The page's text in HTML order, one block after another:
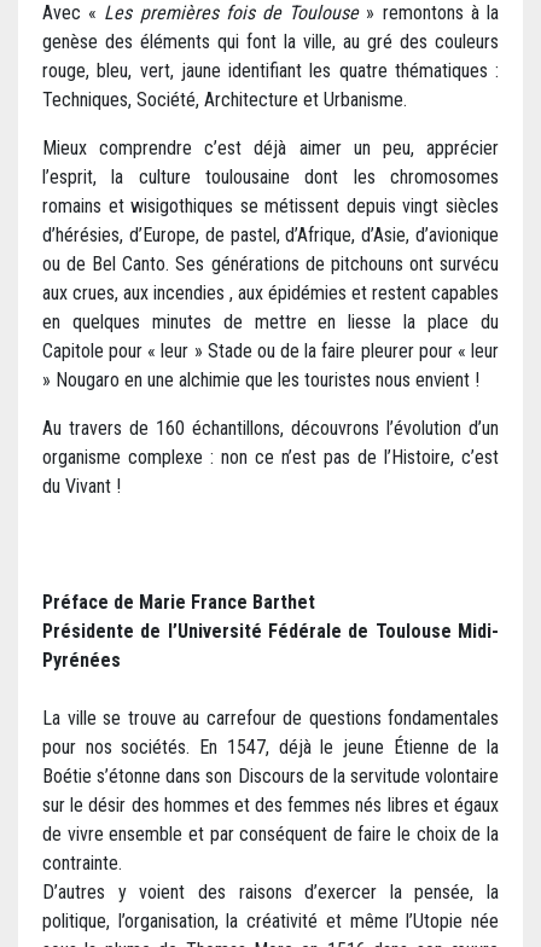
Avec « Les premières fois de Toulouse» remontons à la
genèse des éléments qui font la ville, au gré des couleurs
rouge, bleu, vert, jaune identifiant les quatre thématiques :
Techniques, Société, Architecture et Urbanisme.
Mieux comprendre c’est déjà aimer un peu, apprécier
l’esprit, la culture toulousaine dont les chromosomes
romains et wisigothiques se métissent depuis vingt siècles
d’hérésies, d’Europe, de pastel, d’Afrique, d’Asie, d’avionique
ou de Bel Canto. Ses générations de pitchouns ont survécu
aux crues, aux incendies , aux épidémies et restent capables
en quelques minutes de mettre en liesse la place du
Capitole pour « leur » Stade ou de la faire pleurer pour « leur
» Nougaro en une alchimie que les touristes nous envient !
Au travers de 160 échantillons, découvrons l’évolution d’un
organisme complexe : non ce n’est pas de l’Histoire, c’est
du Vivant !
Préface de Marie France Barthet
Présidente de l’Université Fédérale de Toulouse Midi-
Pyrénées
La ville se trouve au carrefour de questions fondamentales
pour nos sociétés. En 1547, déjà le jeune Étienne de la
Boétie s’étonne dans son Discours de la servitude volontaire
sur le désir des hommes et des femmes nés libres et égaux
de vivre ensemble et par conséquent de faire le choix de la
contrainte.
D’autres y voient des raisons d’exercer la pensée, la
politique, l’organisation, la créativité et même l’Utopie née